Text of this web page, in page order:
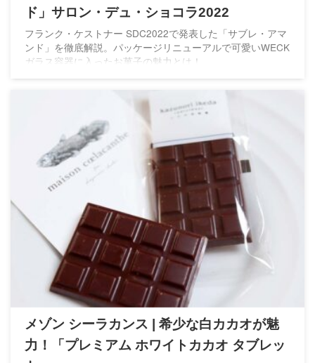
ド」サロン・デュ・ショコラ2022
フランク・ケストナー SDC2022で発表した「サブレ・アマ
ンド」を徹底解説。パッケージリニューアルで可愛いWECK
ガラス容器に入ったお菓子の魅力とは！
メゾン シーラカンス | 希少な白カカオが魅
力！「プレミアム ホワイトカカオ タブレッ